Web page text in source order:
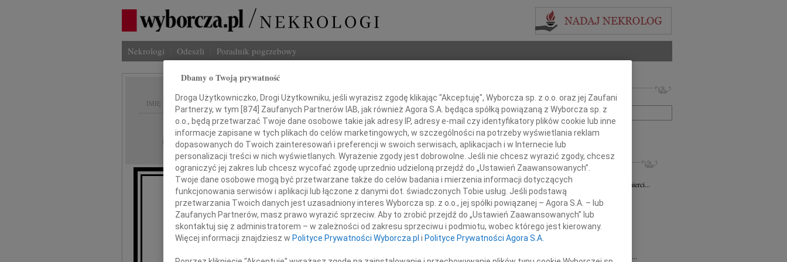
Nekrologi Odeszli Poradnik pogrzebowy
IMIĘ I NAZWISKO:
REGION: Łódź
DATA EMISJI: 11.08.2010
Naszej Koleżance
Sylwii Twardowskiej
Imię i nazwisko lub numer ogłoszenia:
+ szukanie zaawansowane
INNE NEKROLOGI
Tadeusz Gapiński 03.08.2026
Z dużym żalem przyjęliśmy wiadomość o śmierci...
31.07.2026Łódź
Wyrazy głębokiego współczucia dla...
29.07.2026
Łódź
Wyrazy współczucia Pani Janinie...
27.07.2026
Pani Joannie Nowińskiej wyrazy głębokiego...
Dbamy o Twoją prywatność
Droga Użytkowniczko, Drogi Użytkowniku, jeśli wyrazisz zgodę klikając "Akceptuję", Wyborcza sp. z o.o. oraz jej Zaufani
Partnerzy, w tym [874] Zaufanych Partnerów IAB, jak również Agora S.A. będąca spółką powiązaną z Wyborcza sp. z
o.o., będą przetwarzać Twoje dane osobowe takie jak adresy IP, adresy e-mail czy identyfikatory plików cookie lub inne
informacje zapisane w tych plikach do celów marketingowych, w szczególności na potrzeby wyświetlania reklam
dopasowanych do Twoich zainteresowań i preferencji w swoich serwisach, aplikacjach i w Internecie lub
personalizacji treści w nich wyświetlanych. Wyrażenie zgody jest dobrowolne. Jeśli nie chcesz wyrazić zgody, chcesz
ograniczyć jej zakres lub chcesz wycofać zgodę uprzednio udzieloną przejdź do „Ustawień Zaawansowanych”.
Twoje dane osobowe mogą być przetwarzane także do celów badania i mierzenia informacji dotyczących
funkcjonowania serwisów i aplikacji lub łączone z danymi dot. świadczonych Tobie usług. Jeśli podstawą
przetwarzania Twoich danych jest uzasadniony interes Wyborcza sp. z o.o., jej spółki powiązanej – Agora S.A. – lub
Zaufanych Partnerów, masz prawo wyrazić sprzeciw. Aby to zrobić przejdź do „Ustawień Zaawansowanych” lub
skontaktuj się z administratorem – w zależności od zakresu sprzeciwu i podmiotu, wobec którego jest kierowany.
Więcej informacji znajdziesz w Polityce Prywatności Wyborcza.pl i Polityce Prywatności Agora S.A.